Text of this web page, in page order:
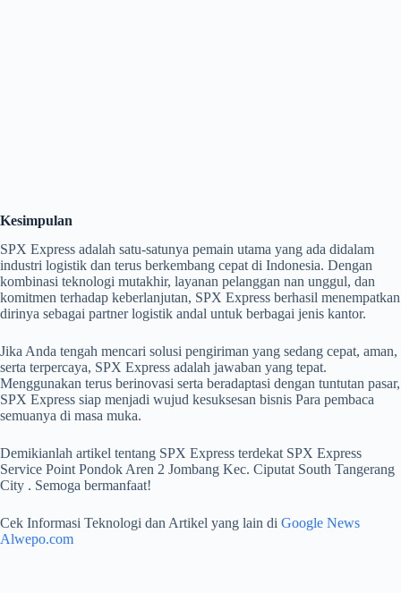
Kesimpulan
SPX Express adalah satu-satunya pemain utama yang ada didalam
industri logistik dan terus berkembang cepat di Indonesia. Dengan
kombinasi teknologi mutakhir, layanan pelanggan nan unggul, dan
komitmen terhadap keberlanjutan, SPX Express berhasil menempatkan
dirinya sebagai partner logistik andal untuk berbagai jenis kantor.
Jika Anda tengah mencari solusi pengiriman yang sedang cepat, aman,
serta terpercaya, SPX Express adalah jawaban yang tepat.
Menggunakan terus berinovasi serta beradaptasi dengan tuntutan pasar,
SPX Express siap menjadi wujud kesuksesan bisnis Para pembaca
semuanya di masa muka.
Demikianlah artikel tentang SPX Express terdekat SPX Express
Service Point Pondok Aren 2 Jombang Kec. Ciputat South Tangerang
City . Semoga bermanfaat!
Cek Informasi Teknologi dan Artikel yang lain di Google News
Alwepo.com